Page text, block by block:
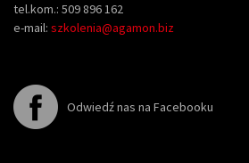
tel.kom.: 509 896 162
e-mail: szkolenia@agamon.biz
Odwiedź nas na Facebooku